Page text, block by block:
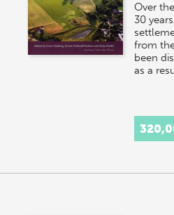
Over
30
from
been
as a